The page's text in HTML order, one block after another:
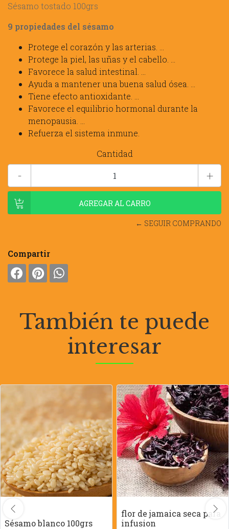
Sésamo tostado 100grs
9 propiedades del sésamo
Protege el corazón y las arterias. ...
Protege la piel, las uñas y el cabello. ...
Favorece la salud intestinal. ...
Ayuda a mantener una buena salud ósea. ...
Tiene efecto antioxidante. ...
Favorece el equilibrio hormonal durante la
menopausia. ...
Refuerza el sistema inmune.
Cantidad
- +
← SEGUIR COMPRANDO
Compartir
También te puede
interesar
Sésamo blanco 100grs
flor de jamaica seca para
infusion